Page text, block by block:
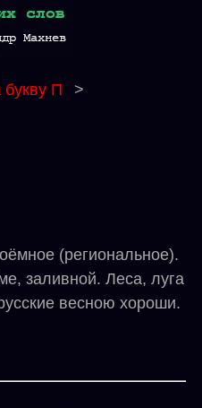
П >
(региональное).
заливной. Леса, луга
весною хороши.